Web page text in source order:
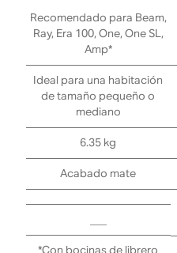
Recomendado para Beam,
Ray, Era 100, One, One SL,
Amp*
Ideal para una habitación
de tamaño pequeño o
mediano
6.35 kg
Acabado mate
*Con bocinas de librero